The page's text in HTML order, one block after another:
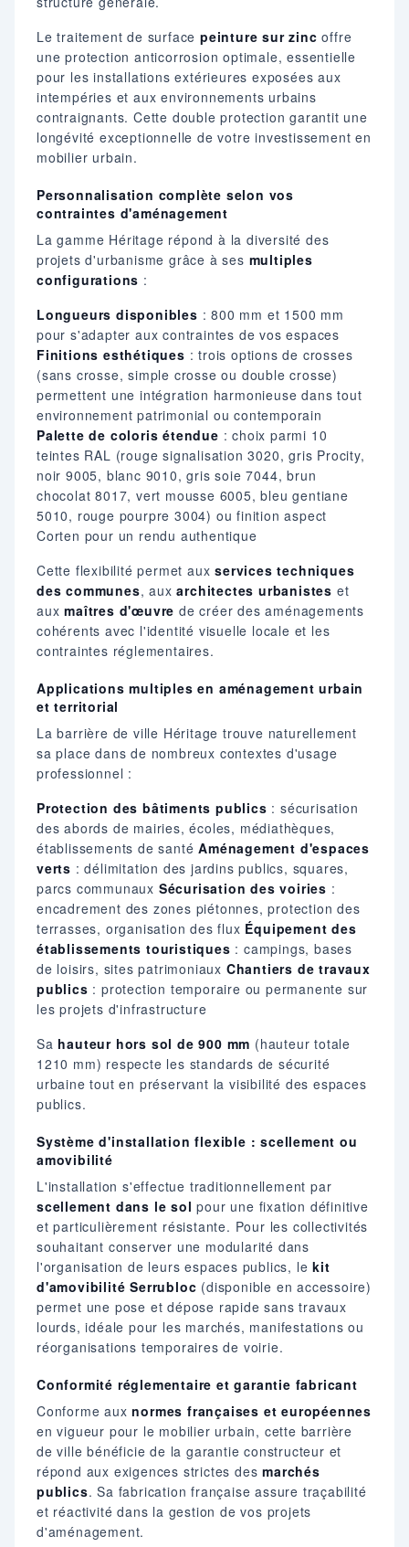
Le traitement de surface peinture sur zinc offre
une protection anticorrosion optimale, essentielle
pour les installations extérieures exposées aux
intempéries et aux environnements urbains
contraignants. Cette double protection garantit une
longévité exceptionnelle de votre investissement en
mobilier urbain.
Personnalisation complète selon vos
contraintes d'aménagement
La gamme Héritage répond à la diversité des
projets d'urbanisme grâce à ses multiples
configurations :
Longueurs disponibles : 800 mm et 1500 mm
pour s'adapter aux contraintes de vos espaces
Finitions esthétiques : trois options de crosses
(sans crosse, simple crosse ou double crosse)
permettent une intégration harmonieuse dans tout
environnement patrimonial ou contemporain
Palette de coloris étendue : choix parmi 10
teintes RAL (rouge signalisation 3020, gris Procity,
noir 9005, blanc 9010, gris soie 7044, brun
chocolat 8017, vert mousse 6005, bleu gentiane
5010, rouge pourpre 3004) ou finition aspect
Corten pour un rendu authentique
Cette flexibilité permet auxservices techniques
des communes, auxarchitectes urbanistes et
auxmaîtres d'œuvre de créer des aménagements
cohérents avec l'identité visuelle locale et les
contraintes réglementaires.
Applications multiples en aménagement urbain
et territorial
La barrière de ville Héritage trouve naturellement
sa place dans de nombreux contextes d'usage
professionnel :
Protection des bâtiments publics : sécurisation
des abords de mairies, écoles, médiathèques,
établissements de santéAménagement d'espaces
verts : délimitation des jardins publics, squares,
parcs communaux Sécurisation des voiries :
encadrement des zones piétonnes, protection des
terrasses, organisation des flux Équipement des
établissements touristiques : campings, bases
de loisirs, sites patrimoniaux Chantiers de travaux
publics : protection temporaire ou permanente sur
les projets d'infrastructure
Sa hauteur hors sol de 900 mm (hauteur totale
1210 mm) respecte les standards de sécurité
urbaine tout en préservant la visibilité des espaces
publics.
Système d'installation flexible : scellement ou
amovibilité
L'installation s'effectue traditionnellement par
scellement dans le sol pour une fixation définitive
et particulièrement résistante. Pour les collectivités
souhaitant conserver une modularité dans
l'organisation de leurs espaces publics, lekit
d'amovibilité Serrubloc (disponible en accessoire)
permet une pose et dépose rapide sans travaux
lourds, idéale pour les marchés, manifestations ou
réorganisations temporaires de voirie.
Conformité réglementaire et garantie fabricant
Conforme auxnormes françaises et européennes
en vigueur pour le mobilier urbain, cette barrière
de ville bénéficie de la garantie constructeur et
répond aux exigences strictes desmarchés
publics. Sa fabrication française assure traçabilité
et réactivité dans la gestion de vos projets
d'aménagement.